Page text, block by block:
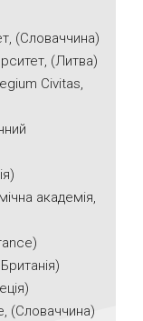
(Словаччина)
(Литва)
Civitas,
академія,
(Словаччина)